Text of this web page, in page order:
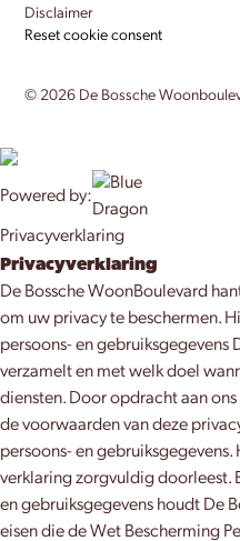
© 2026 De Bossche
Disclaimer
Reset cookie consent
Powered by:
Privacyverklaring
Privacyverklaring
De Bossche WoonBoulevard
om uw privacy te beschermen.
persoons- en gebruiksgegevens
verzamelt en met welk doel
diensten. Door opdracht aan
de voorwaarden van deze
persoons- en
verklaring zorgvuldig doorleest.
en gebruiksgegevens houdt De
eisen die de Wet Bescherming